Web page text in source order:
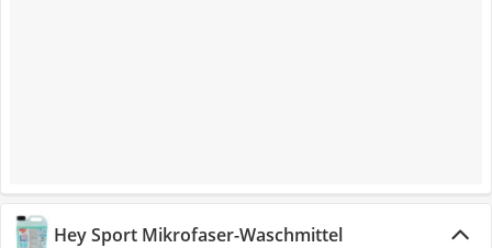
Hey Sport Mikrofaser-Waschmittel